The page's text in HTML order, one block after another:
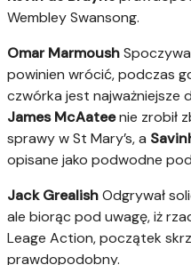
Wembley Swansong.
Omar Marmoush
powinien wrócić, podczas
czwórka jest najważniejsze
James McAateenie zrobił
sprawy w St Mary’s, a
opisane jako podwodne
Jack GrealishOdgrywał
ale biorąc pod uwagę, iż
Leage Action, początek
prawdopodobny.